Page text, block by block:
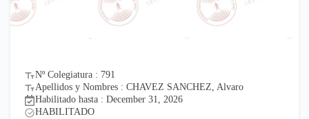
Nº Colegiatura : 791
Apellidos y Nombres : CHAVEZ SANCHEZ, Alvaro
Habilitado hasta : December 31, 2026
HABILITADO